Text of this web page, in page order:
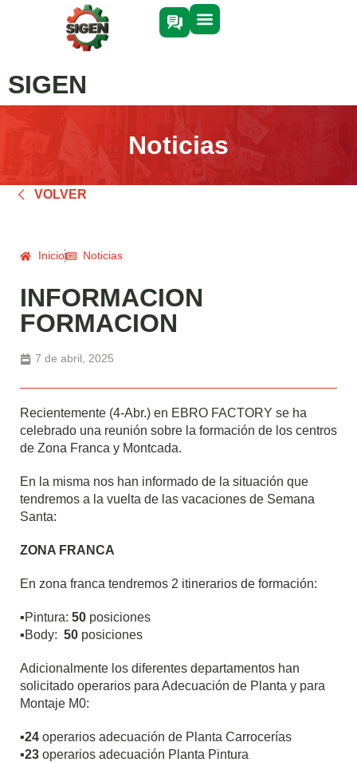
SIGEN
Noticias
VOLVER
Inicio Noticias
INFORMACION
FORMACION
7 de abril, 2025
Recientemente (4-Abr.) en EBRO FACTORY se ha
celebrado una reunión sobre la formación de los centros
de Zona Franca y Montcada.
En la misma nos han informado de la situación que
tendremos a la vuelta de las vacaciones de Semana
Santa:
ZONA FRANCA
En zona franca tendremos 2 itinerarios de formación:
▪️Pintura: 50 posiciones
▪️Body: 50 posiciones
Adicionalmente los diferentes departamentos han
solicitado operarios para Adecuación de Planta y para
Montaje M0:
▪️24 operarios adecuación de Planta Carrocerías
▪️23 operarios adecuación Planta Pintura